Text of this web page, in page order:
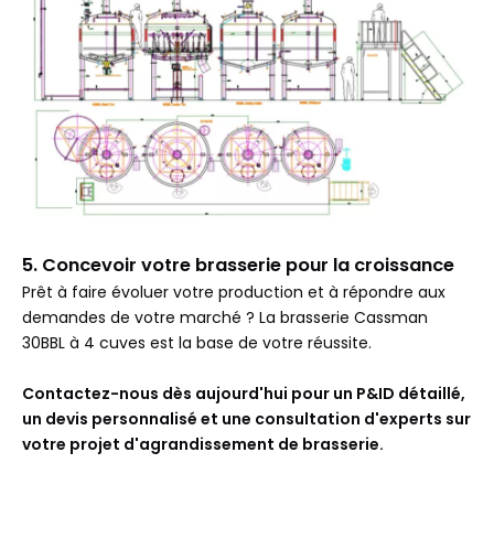
5. Concevoir votre brasserie pour la croissance
Prêt à faire évoluer votre production et à répondre aux
demandes de votre marché ? La brasserie Cassman
30BBL à 4 cuves est la base de votre réussite.
Contactez-nous dès aujourd'hui pour un P&ID détaillé,
un devis personnalisé et une consultation d'experts sur
votre projet d'agrandissement de brasserie.